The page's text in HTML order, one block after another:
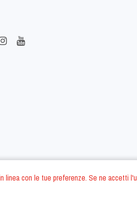
con le tue preferenze. Se ne accetti